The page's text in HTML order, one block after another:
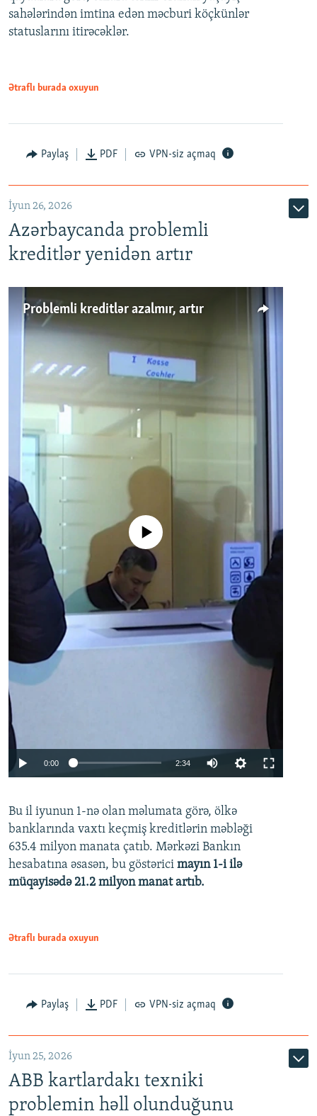
Auto 240p 360p 480p
720p 1080p
720p
sahələrindən imtina edən məcburi köçkünlər
statuslarını itirəcəklər.
Ətraflı burada oxuyun
Paylaş PDF VPN-siz açmaq
İyun 26, 2026
Azərbaycanda problemli
kreditlər yenidən artır
Problemli kreditlər azalmır, artır
Auto 240p 360p 480p
720p 1080p
No media source currently available
0:00 2:34
360p
480p
720p
Bu il iyunun 1-nə olan məlumata görə, ölkə
banklarında vaxtı keçmiş kreditlərin məbləği
635.4 milyon manata çatıb. Mərkəzi Bankın
hesabatına əsasən, bu göstərici mayın 1-i ilə
müqayisədə 21.2 milyon manat artıb.
Ətraflı burada oxuyun
Paylaş PDF VPN-siz açmaq
İyun 25, 2026
ABB kartlardakı texniki
problemin həll olunduğunu